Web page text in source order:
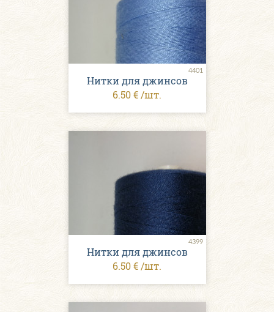
4401
Нитки для джинсов
6.50 € /шт.
4399
Нитки для джинсов
6.50 € /шт.